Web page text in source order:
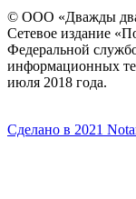
© ООО «Дважды
Сетевое издание
Федеральной
информационных
июля 2018 года.
Сделано в 2021